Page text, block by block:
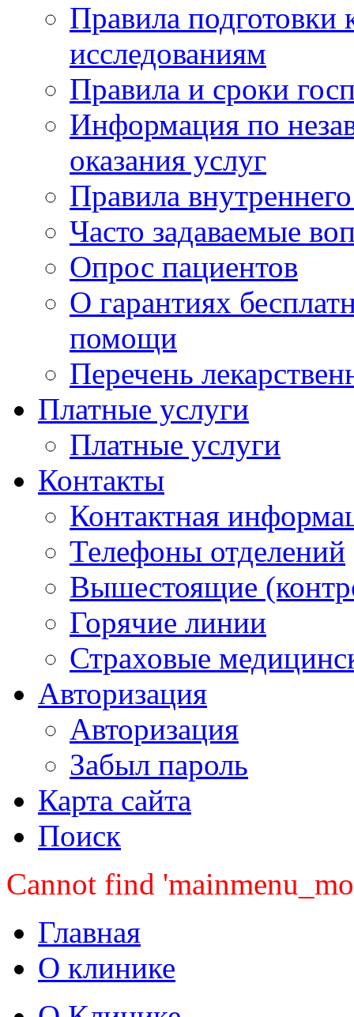
Правила подготовки
исследованиям
Правила и сроки
Информация по
оказания услуг
Правила
Часто задаваемые
Опрос пациентов
О гарантиях
помощи
Перечень
Платные услуги
Платные услуги
Контакты
Контактная
Телефоны отделений
Вышестоящие
Горячие линии
Страховые
Авторизация
Авторизация
Забыл пароль
Карта сайта
Поиск
Cannot find
Главная
О клинике